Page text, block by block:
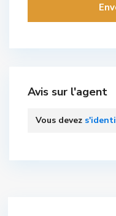
Avis sur l'agent
Vous devez